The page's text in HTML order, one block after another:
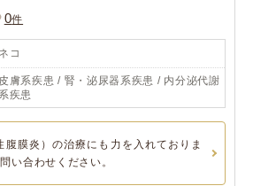
0件
ネコ
皮膚系疾患 / 腎・泌尿器系疾患 / 内分泌代謝
系疾患
腹膜炎）の治療にも力を入れておりま
い合わせください。